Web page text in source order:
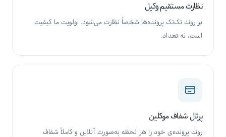
نظارت مستقیم وکیل
بر روند تک‌تک پرونده‌ها شخصاً نظارت می‌شود. اولویت ما کیفیت
است، نه تعداد.
پرتال شفاف موکلین
روند پرونده‌ی خود را هر لحظه به‌صورت آنلاین و کاملاً شفاف